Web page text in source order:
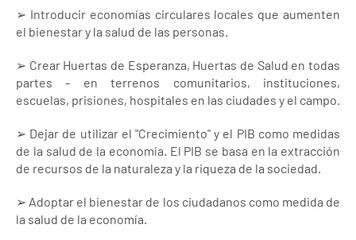
➢ Introducir economías circulares locales que aumenten
el bienestar y la salud de las personas.
➢ Crear Huertas de Esperanza, Huertas de Salud en todas
partes - en terrenos comunitarios, instituciones,
escuelas, prisiones, hospitales en las ciudades y el campo.
➢ Dejar de utilizar el "Crecimiento" y el PIB como medidas
de la salud de la economía. El PIB se basa en la extracción
de recursos de la naturaleza y la riqueza de la sociedad.
➢ Adoptar el bienestar de los ciudadanos como medida de
la salud de la economía.